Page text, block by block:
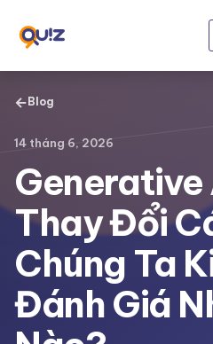
← Blog
14 tháng 6, 2026
Thay Đổi
Chúng Ta
Đánh Giá